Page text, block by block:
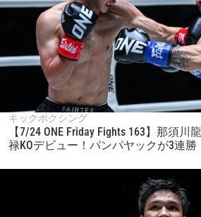
キックボクシング
【7/24 ONE Friday Fights 163】那須
禄KOデビュー！パンパヤックが3連勝